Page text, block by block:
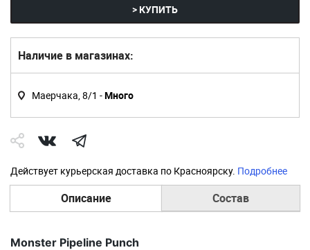
> КУПИТЬ
Наличие в магазинах:
Маерчака, 8/1 -Много
Действует курьерская доставка по Красноярску. Подробнее
Описание Состав
Monster Pipeline Punch